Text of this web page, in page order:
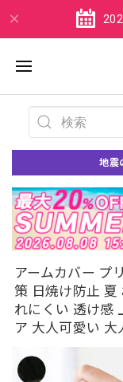
地震
アームカバー プ
策 日焼け防止 夏
れにくい 透け感
ア 大人可愛い 大